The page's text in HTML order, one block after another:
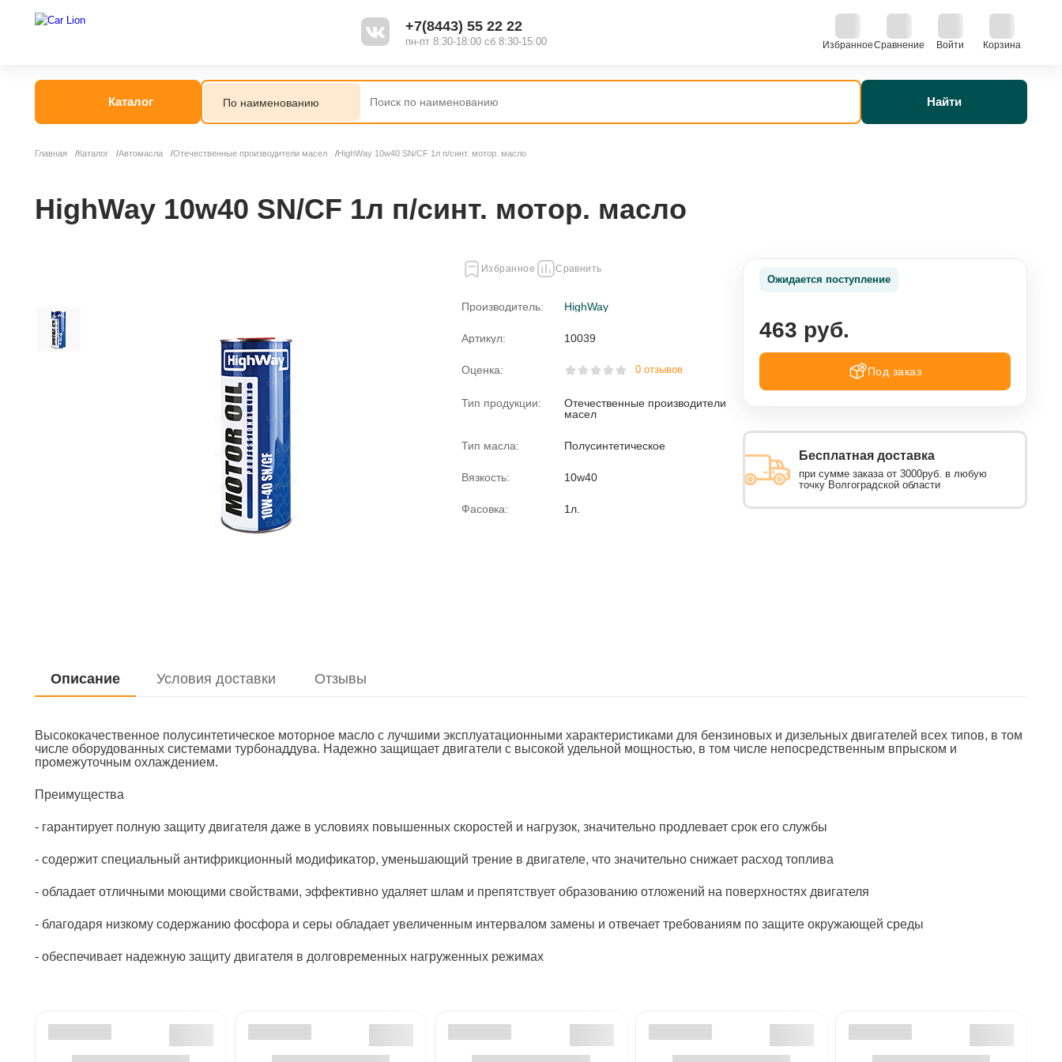
+7(8443) 55 22 22
пн-пт 8:30-18:00 сб 8:30-15:00 ИзбранноеСравнение Войти Корзина
Каталог Найти
Главная Каталог Автомасла Отечественные производители масел HighWay 10w40 SN/CF 1л п/синт. мотор. масло
HighWay 10w40 SN/CF 1л п/синт. мотор. масло
Избранное Сравнить
Производитель: HighWay
Артикул: 10039
Оценка: 0 отзывов
Тип продукции:
Отечественные производители
масел
Тип масла: Полусинтетическое
Вязкость: 10w40
Фасовка: 1л.
Ожидается поступление
463 руб.
Под заказ
Бесплатная доставка
при сумме заказа от 3000руб. в любую
точку Волгоградской области
Описание Условия доставки Отзывы
Высококачественное полусинтетическое моторное масло с лучшими эксплуатационными характеристиками для бензиновых и дизельных двигателей всех типов, в том
числе оборудованных системами турбонаддува. Надежно защищает двигатели с высокой удельной мощностью, в том числе непосредственным впрыском и
промежуточным охлаждением.
Преимущества
- гарантирует полную защиту двигателя даже в условиях повышенных скоростей и нагрузок, значительно продлевает срок его службы
- содержит специальный антифрикционный модификатор, уменьшающий трение в двигателе, что значительно снижает расход топлива
- обладает отличными моющими свойствами, эффективно удаляет шлам и препятствует образованию отложений на поверхностях двигателя
- благодаря низкому содержанию фосфора и серы обладает увеличенным интервалом замены и отвечает требованиям по защите окружающей среды
- обеспечивает надежную защиту двигателя в долговременных нагруженных режимах